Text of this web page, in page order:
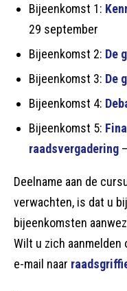
Bijeenkomst 1:
29 september
Bijeenkomst 2: De
Bijeenkomst 3: De
Bijeenkomst 4:
Bijeenkomst 5:
raadsvergadering
Deelname aan de
verwachten, is dat u
bijeenkomsten
Wilt u zich aanmelden
e-mail naar